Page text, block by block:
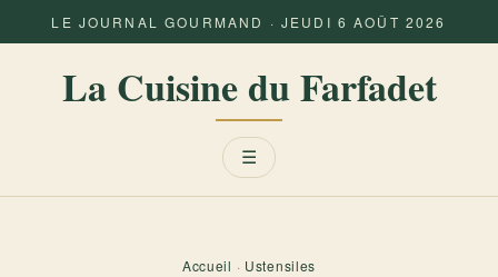
LE JOURNAL GOURMAND · JEUDI 6 AOÛT 2026
La Cuisine du Farfadet
Menu
☰
Accueil · Ustensiles